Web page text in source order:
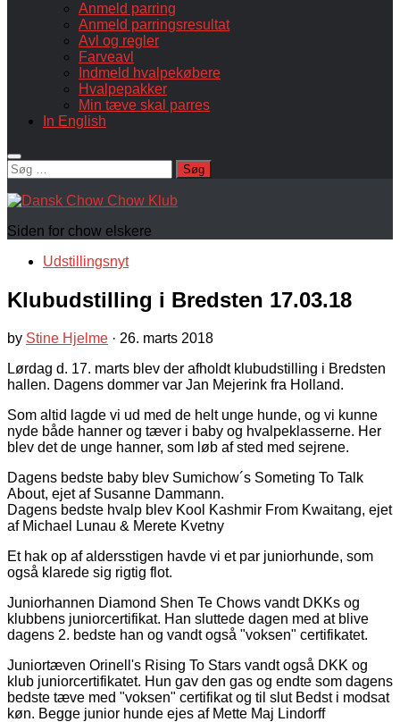
Anmeld parring
Anmeld parringsresultat
Avl og regler
Farveavl
Indmeld hvalpekøbere
Hvalpepakker
Min tæve skal parres
In English
Søg
efter:
Siden for chow elskere
Udstillingsnyt
Klubudstilling i Bredsten 17.03.18
by Stine Hjelme · 26. marts 2018
Lørdag d. 17. marts blev der afholdt klubudstilling i Bredsten
hallen. Dagens dommer var Jan Mejerink fra Holland.
Som altid lagde vi ud med de helt unge hunde, og vi kunne
nyde både hanner og tæver i baby og hvalpeklasserne. Her
blev det de unge hanner, som løb af sted med sejrene.
Dagens bedste baby blev Sumichow´s Someting To Talk
About, ejet af Susanne Dammann.
Dagens bedste hvalp blev Kool Kashmir From Kwaitang, ejet
af Michael Lunau & Merete Kvetny
Et hak op af aldersstigen havde vi et par juniorhunde, som
også klarede sig rigtig flot.
Juniorhannen Diamond Shen Te Chows vandt DKKs og
klubbens juniorcertifikat. Han sluttede dagen med at blive
dagens 2. bedste han og vandt også "voksen" certifikatet.
Juniortæven Orinell's Rising To Stars vandt også DKK og
klub juniorcertifikatet. Hun gav den gas og endte som dagens
bedste tæve med "voksen" certifikat og til slut Bedst i modsat
køn. Begge junior hunde ejes af Mette Maj Lindorff